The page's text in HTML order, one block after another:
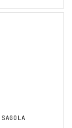
SAGOLA